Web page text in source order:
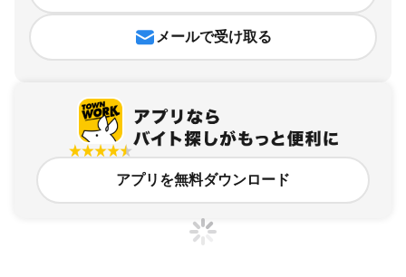
メールで受け取る
アプリを無料ダウンロード